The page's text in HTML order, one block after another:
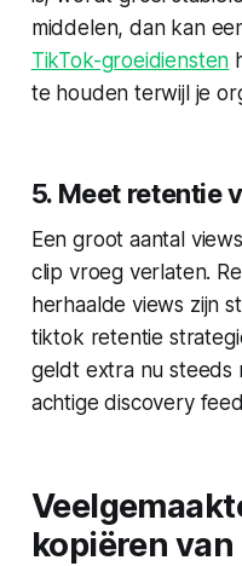
middelen, dan kan
TikTok-groeidiensten
te houden terwijl je
5. Meet retentie
Een groot aantal
clip vroeg verlaten.
herhaalde views zijn
tiktok retentie
geldt extra nu steeds
achtige discovery
kopiëren